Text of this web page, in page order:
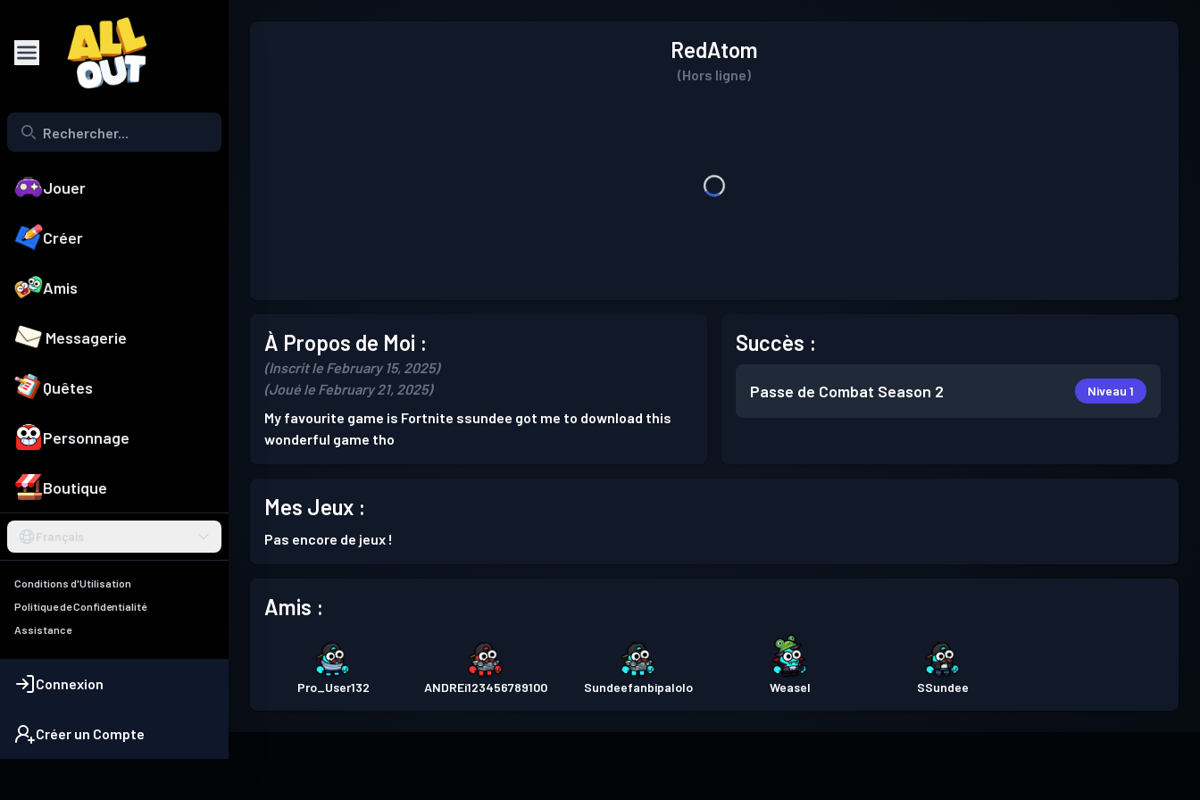
Jouer
Créer
Amis
Messagerie
Quêtes
Personnage
Boutique
Français
Conditions d'Utilisation
Politique de Confidentialité
Assistance
Connexion
Créer un Compte
RedAtom
(Hors ligne)
À Propos de Moi :
(Inscrit le February 15, 2025)
(Joué le February 21, 2025)
My favourite game is Fortnite ssundee got me to download this
wonderful game tho
Succès :
Passe de Combat Season 2 Niveau 1
Mes Jeux :
Pas encore de jeux !
Amis :
Pro_User132 ANDREi123456789100 Sundeefanbipalolo Weasel SSundee